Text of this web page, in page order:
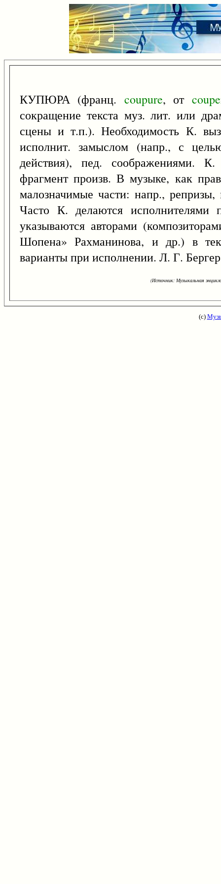
КУПЮРА (франц. coupure, от
сокращение текста муз. лит. или
сцены и т.п.). Необходимость К.
исполнит. замыслом (напр., с
действия), пед. соображениями.
фрагмент произв. В музыке, как
малозначимые части: напр.,
Часто К. делаются исполнителями
указываются авторами
Шопена» Рахманинова, и др.) в
варианты при исполнении. Л. Г.
(Источник: Музыкальная
(с)